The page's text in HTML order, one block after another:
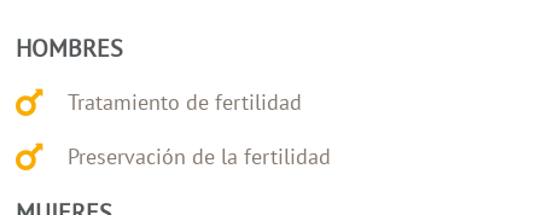
HOMBRES
Tratamiento de fertilidad
Preservación de la fertilidad